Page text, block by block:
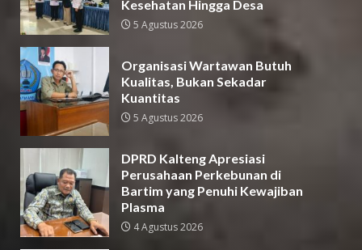
Kesehatan Hingga Desa
5 Agustus 2026
Organisasi Wartawan Butuh
Kualitas, Bukan Sekadar
Kuantitas
5 Agustus 2026
DPRD Kalteng Apresiasi
Perusahaan Perkebunan di
Bartim yang Penuhi Kewajiban
Plasma
4 Agustus 2026